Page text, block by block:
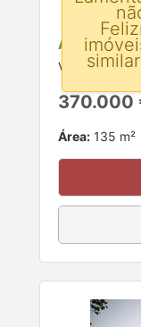
Vila
370.000
Área: 135 m²